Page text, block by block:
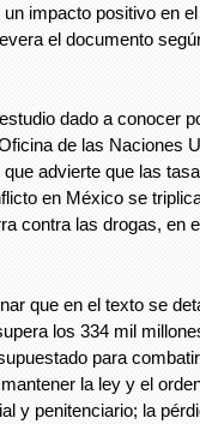
impacto positivo en
el documento
dado a conocer
de las Naciones
advierte que las
en México se
contra las drogas, en
que en el texto se
los 334 mil
para
la ley y el
y penitenciario; la